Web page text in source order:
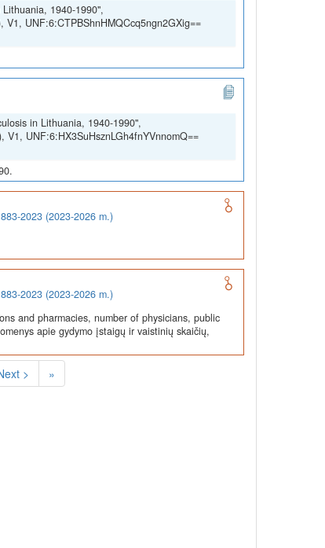
1940-1990",
UNF:6:CTPBShnHMQCcq5ngn2GXig==
in Lithuania, 1940-1990",
UNF:6:HX3SuHsznLGh4fnYVnnomQ==
2023 (2023-2026 m.)
2023 (2023-2026 m.)
and pharmacies, number of physicians, public
apie gydymo įstaigų ir vaistinių skaičių,
> »